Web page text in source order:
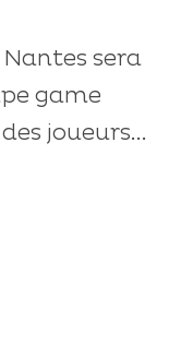
sera
game
joueurs...